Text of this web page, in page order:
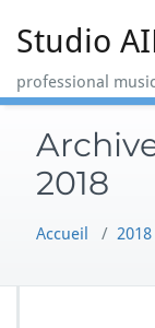
Studio
professional
2018
Accueil / 2018